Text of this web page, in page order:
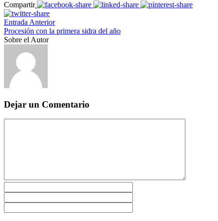
Compartir
Entrada Anterior
Procesión con la primera sidra del año
Sobre el Autor
Dejar un Comentario